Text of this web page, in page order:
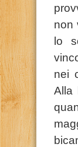
non
lo
nei
Alla